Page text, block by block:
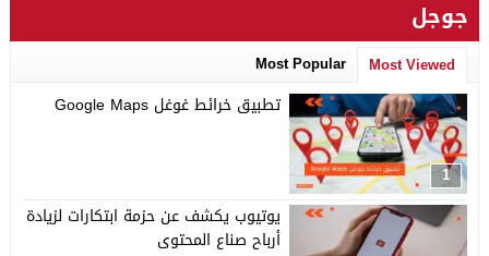
جوجل
Most Viewed
Most Popular
1
تطبيق خرائط غوغل Google Maps
يوتيوب يكشف عن حزمة ابتكارات لزيادة
أرباح صناع المحتوى